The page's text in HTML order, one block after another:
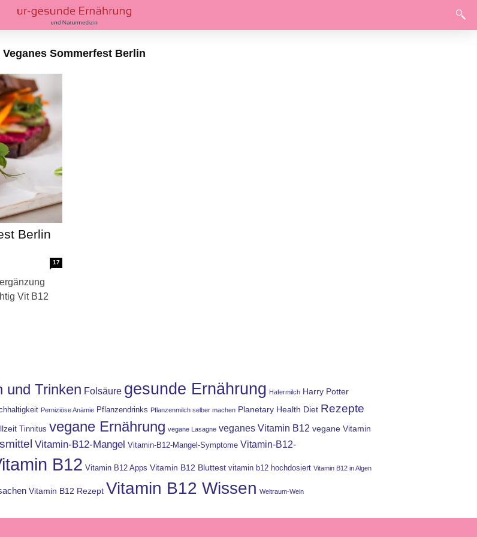
Veganes Sommerfest Berlin
Berlin
17
Vit B12
und Trinken Folsäure gesunde Ernährung Hafermilch Harry Potter
Perniziöse Anämie Pflanzendrinks Pflanzenmilch selber machen Planetary Health Diet Rezepte
Tinnitus vegane Ernährung vegane Lasagne veganes Vitamin B12 vegane Vitamin
Vitamin-B12-Mangel Vitamin-B12-Mangel-Symptome Vitamin-B12-
B12 Vitamin B12 Apps Vitamin B12 Bluttest vitamin b12 hochdosiert Vitamin B12 in Algen
Vitamin B12 Rezept Vitamin B12 Wissen Weltraum-Wein